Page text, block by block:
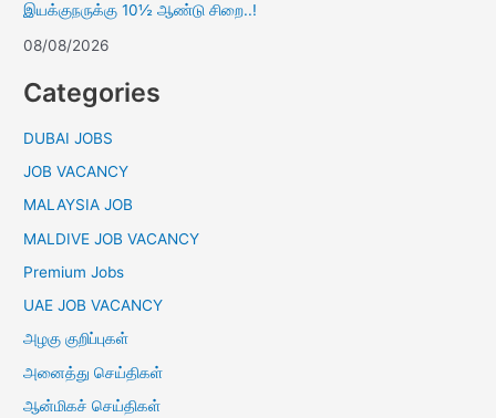
இயக்குநருக்கு 10½ ஆண்டு சிறை..!
08/08/2026
Categories
DUBAI JOBS
JOB VACANCY
MALAYSIA JOB
MALDIVE JOB VACANCY
Premium Jobs
UAE JOB VACANCY
அழகு குறிப்புகள்
அனைத்து செய்திகள்
ஆன்மிகச் செய்திகள்